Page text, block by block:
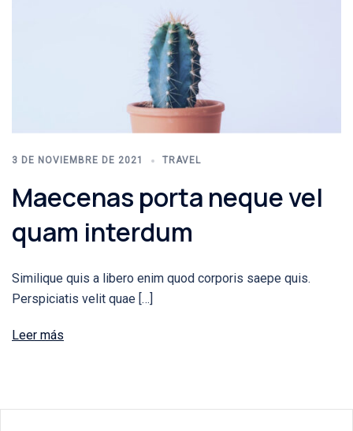
3 DE NOVIEMBRE DE 2021 TRAVEL
Maecenas porta neque vel
quam interdum
Similique quis a libero enim quod corporis saepe quis.
Perspiciatis velit quae […]
Leer más